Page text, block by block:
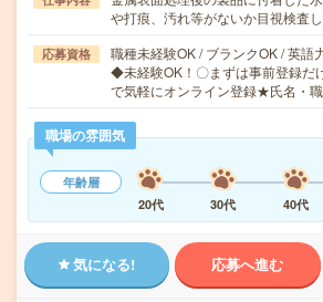
や打痕、汚れ等がないか目視検査
応募資格
職種未経験OK / ブランクOK / 英語
◆未経験OK！〇まずは事前登録だ
で気軽にオンライン登録★氏名・
職場の雰囲気
年齢層
20代
30代 40代
気になる! 応募へ進む